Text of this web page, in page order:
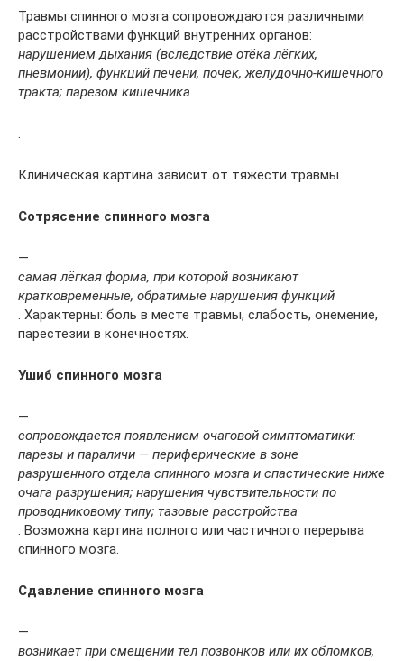
Травмы спинного мозга сопровождаются различными
расстройствами функций внутренних органов:
нарушением дыхания (вследствие отёка лёгких,
пневмонии), функций печени, почек, желудочно-кишечного
тракта; парезом кишечника
.
Клиническая картина зависит от тяжести травмы.
Сотрясение спинного мозга
—
самая лёгкая форма, при которой возникают
кратковременные, обратимые нарушения функций
. Характерны: боль в месте травмы, слабость, онемение,
парестезии в конечностях.
Ушиб спинного мозга
—
сопровождается появлением очаговой симптоматики:
парезы и параличи — периферические в зоне
разрушенного отдела спинного мозга и спастические ниже
очага разрушения; нарушения чувствительности по
проводниковому типу; тазовые расстройства
. Возможна картина полного или частичного перерыва
спинного мозга.
Сдавление спинного мозга
—
возникает при смещении тел позвонков или их обломков,